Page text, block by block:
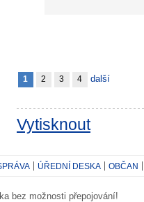
1 2 3 4 další
Vytisknout
ÚŘEDNÍ DESKA OBČAN
bez možnosti přepojování!